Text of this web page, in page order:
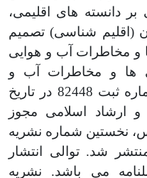
دانسته های اقلیمی،
(اقلیم شناسی) تصمیم
و مخاطرات آب و هوایی
ها و مخاطرات آب و
هوایی» براساس پروانه به شماره ثبت 82448 در تاریخ
و ارشاد اسلامی مجوز
نخستین شماره نشریه
شهریور ماه سال 1400 منتشر شد. توالی انتشار
می باشد. نشریه